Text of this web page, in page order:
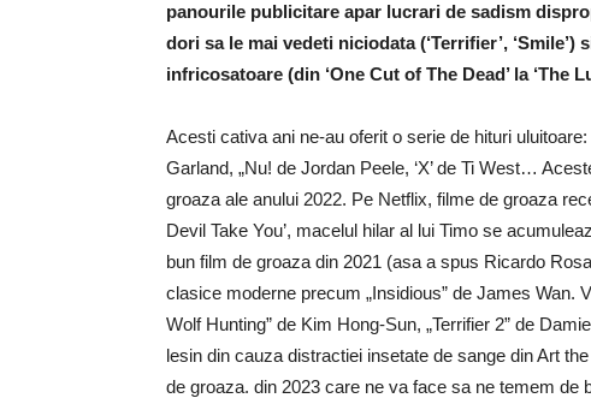
panourile publicitare apar lucrari de sadism
dori sa le mai vedeti niciodata (‘Terrifier’,
infricosatoare (din ‘One Cut of The Dead’ la ‘The
Acesti cativa ani ne-au oferit o serie de hituri uluitoare:
Garland, „Nu! de Jordan Peele, ‘X’ de Ti West…
groaza ale anului 2022. Pe Netflix, filme de groaza
Devil Take You’, macelul hilar al lui Timo se
bun film de groaza din 2021 (asa a spus Ricardo
clasice moderne precum „Insidious” de James Wan.
Wolf Hunting” de Kim Hong-Sun, „Terrifier 2” de
lesin din cauza distractiei insetate de sange din Art
de groaza. din 2023 care ne va face sa ne temem de